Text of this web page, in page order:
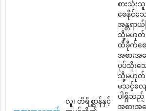
လူ၊ တိရိစ္ဆာန်နှင့်
စားသုံ
စေနိုင်သ
အန္တရာယ်
သို့မဟုတ်
ထိခိုက်စေ
အစားအ
ပုပ်သိုးသ
သို့မဟုတ်
မသင့်လျ
ပါရှိသည့်
အစား